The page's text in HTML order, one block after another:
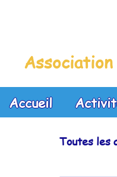
Accueil
Toutes les